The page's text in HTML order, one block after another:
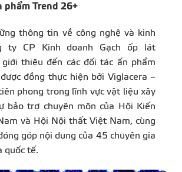
phẩm Trend 26+
thông tin về công nghệ và kinh
ty CP Kinh doanh Gạch ốp lát
giới thiệu đến các đối tác ấn phẩm
đồng thực hiện bởi Viglacera –
phong trong lĩnh vực vật liệu xây
bảo trợ chuyên môn của Hội Kiến
và Hội Nội thất Việt Nam, cùng
góp nội dung của 45 chuyên gia
quốc tế.